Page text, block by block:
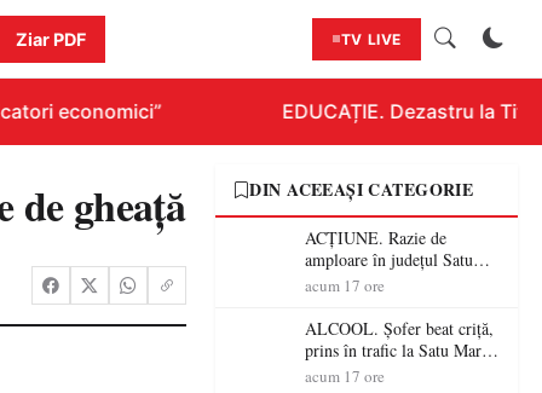
Ziar PDF TV LIVE
economici” EDUCAȚIE. Dezastru la
de gheaţă DIN ACEEAȘI CATEGORIE
ACȚIUNE. Razie de
amploare în județul Satu
Mare! Polițiștii au dat sute
șoferi fără permis într-o
singură zi
acum 17 ore
ALCOOL. Șofer beat criță,
prins în trafic la Satu Mare!
Alcoolemie uriașă
acum 17 ore